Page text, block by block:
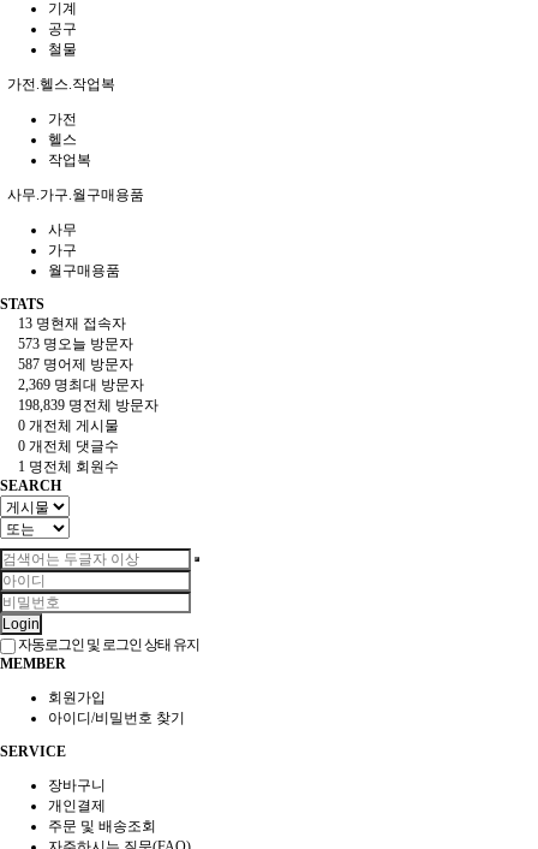
기계
공구
철물
가전.헬스.작업복
가전
헬스
작업복
사무.가구.월구매용품
사무
가구
월구매용품
STATS
13 명현재 접속자
573 명오늘 방문자
587 명어제 방문자
2,369 명최대 방문자
198,839 명전체 방문자
0 개 전체 게시물
0 개 전체 댓글수
1 명전체 회원수
SEARCH
Login
자동로그인 및 로그인 상태 유지
MEMBER
회원가입
아이디/비밀번호 찾기
SERVICE
장바구니
개인결제
주문 및 배송조회